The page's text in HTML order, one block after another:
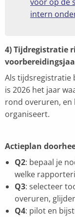
intern
4) Tijdregistratie
Als tijdsregistratie
is 2026 het jaar
rond overuren, en
organiseert.
Actieplan
Q2: bepaal je
welke
Q3: selecteer
overuren,
Q4: pilot en